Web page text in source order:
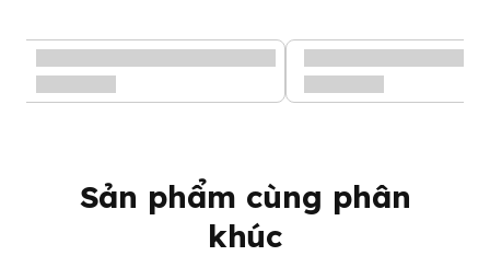
phần
Quốc)), bột bí ngô hữu cơ, calci rong biển 0,4%, muối
Sản phẩm cùng phân
khúc